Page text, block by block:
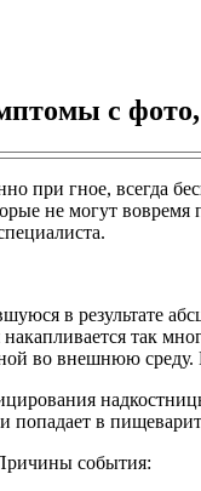
с
при гное, всегда
не могут
в результате
так
во внешнюю
попадает в
события: